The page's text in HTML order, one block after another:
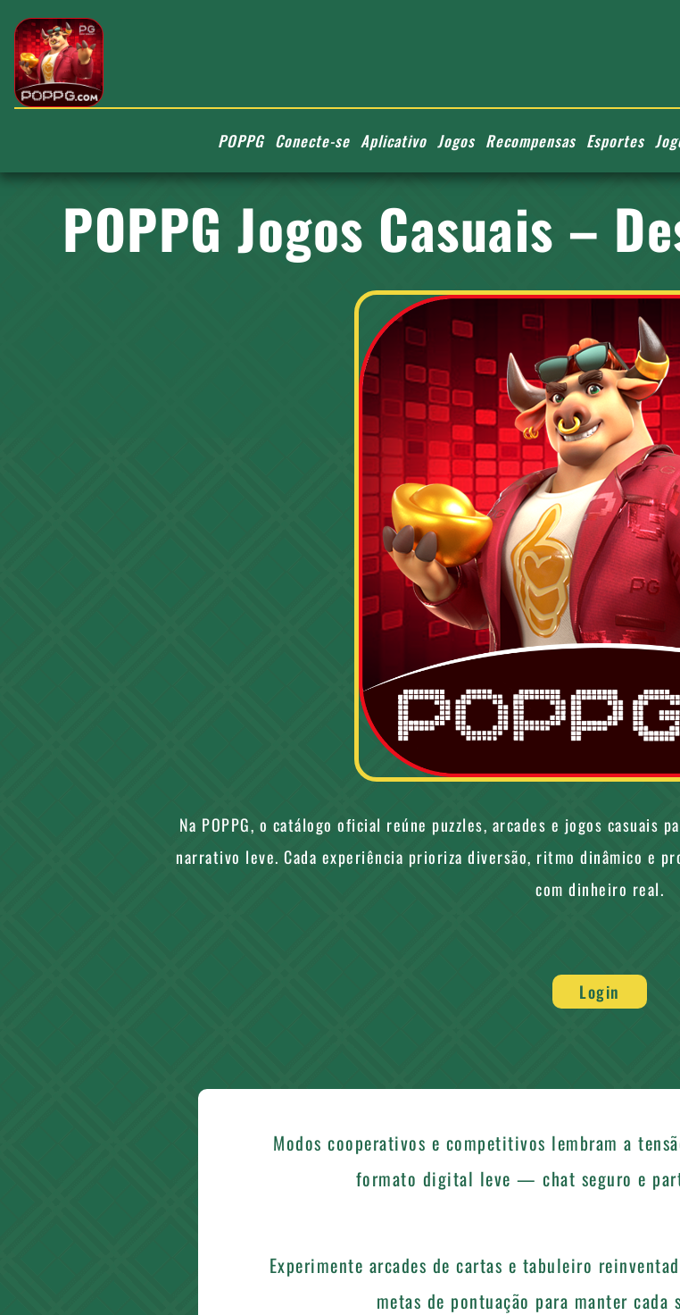
POPPG Conecte-se Aplicativo Jogos Recompensas Esportes
POPPG Jogos Casuais –
Na POPPG, o catálogo oficial reúne puzzles, arcades e jogos
narrativo leve. Cada experiência prioriza diversão, ritmo dinâmico e
com dinheiro real.
Login
Modos cooperativos e competitivos lembram a
formato digital leve — chat seguro e
Experimente arcades de cartas e tabuleiro
metas de pontuação para manter cada